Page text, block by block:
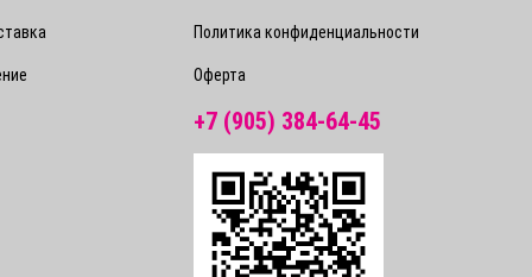
Политика конфиденциальности
Оферта
+7 (905) 384-64-45